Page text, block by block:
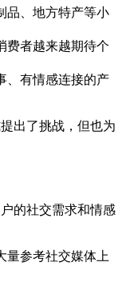
品、地方特产等小
费者越来越期待个
、有情感连接的产
出了挑战，但也为
的社交需求和情感
量参考社交媒体上